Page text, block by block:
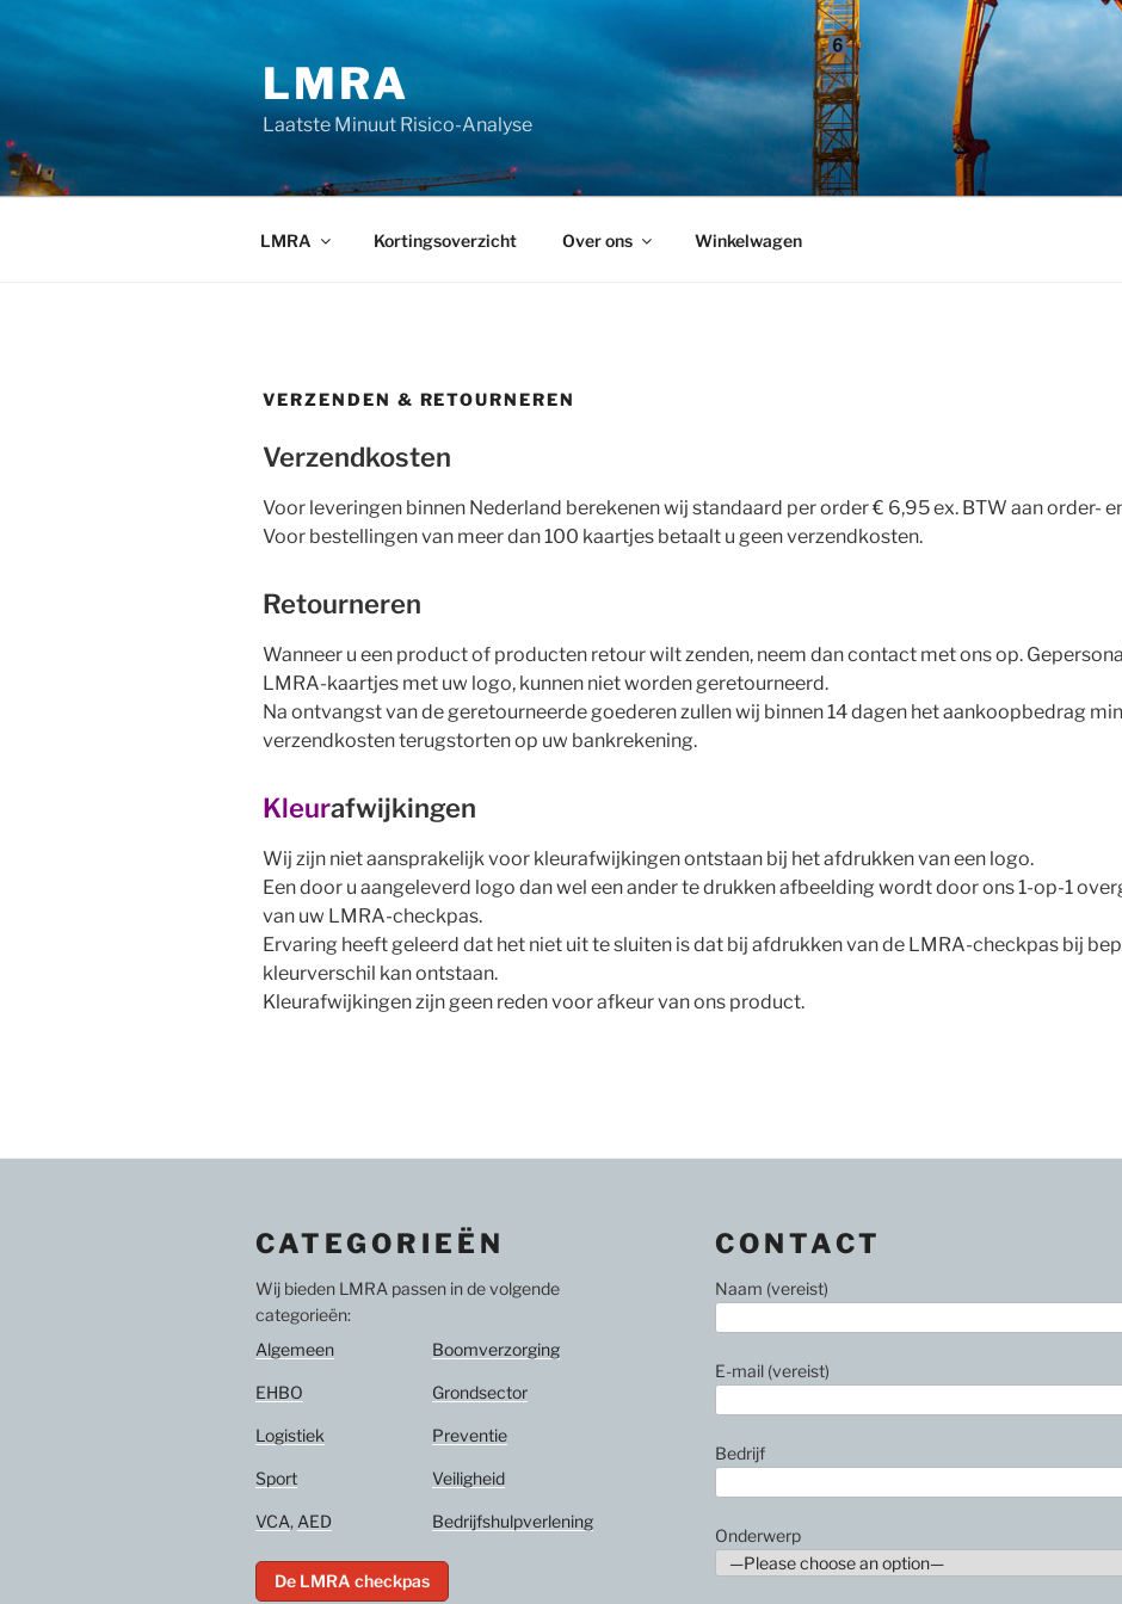
inhoud
LMRA
Laatste Minuut Risico-Analyse
LMRA Kortingsoverzicht Over ons Winkelwagen
VERZENDEN & RETOURNEREN
Verzendkosten
Voor leveringen binnen Nederland berekenen wij standaard per order € 6,95 ex. BTW aan order-
Voor bestellingen van meer dan 100 kaartjes betaalt u geen verzendkosten.
Retourneren
Wanneer u een product of producten retour wilt zenden, neem dan contact met ons op.
LMRA-kaartjes met uw logo, kunnen niet worden geretourneerd.
Na ontvangst van de geretourneerde goederen zullen wij binnen 14 dagen het aankoopbedrag
verzendkosten terugstorten op uw bankrekening.
Kleurafwijkingen
Wij zijn niet aansprakelijk voor kleurafwijkingen ontstaan bij het afdrukken van een logo.
Een door u aangeleverd logo dan wel een ander te drukken afbeelding wordt door ons 1-op-1
van uw LMRA-checkpas.
Ervaring heeft geleerd dat het niet uit te sluiten is dat bij afdrukken van de LMRA-checkpas bij
kleurverschil kan ontstaan.
Kleurafwijkingen zijn geen reden voor afkeur van ons product.
CATEGORIEËN
Wij bieden LMRA passen in de volgende
categorieën:
Algemeen
Boomverzorging
EHBO Grondsector
Logistiek Preventie
Sport Veiligheid
VCA, AED Bedrijfshulpverlening
De LMRA checkpas
CONTACT
Naam (vereist)
E-mail (vereist)
Bedrijf
Onderwerp